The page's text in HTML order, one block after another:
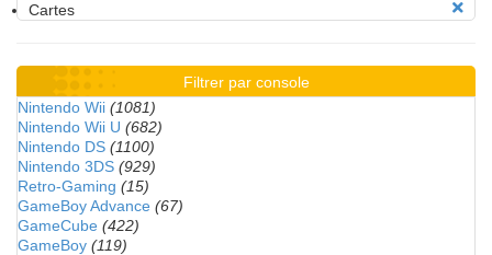
Cartes
Filtrer par console
Nintendo Wii (1081)
Nintendo Wii U (682)
Nintendo DS (1100)
Nintendo 3DS (929)
Retro-Gaming (15)
GameBoy Advance (67)
GameCube (422)
GameBoy (119)